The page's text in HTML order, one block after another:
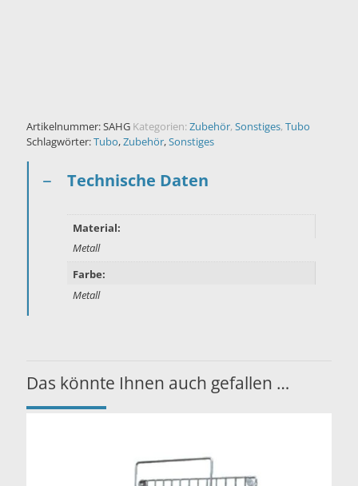
Artikelnummer:SAHG Kategorien: Zubehör, Sonstiges, Tubo
Schlagwörter:Tubo,Zubehör,Sonstiges
Technische Daten
Material:
Metall
Farbe:
Metall
Das könnte Ihnen auch gefallen …